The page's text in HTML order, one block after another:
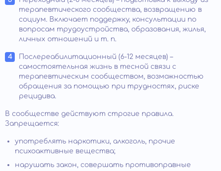
терапевтического сообщества, возвращению в
социум. Включает поддержку, консультации по
вопросам трудоустройства, образования, жилья,
личных отношений и т. п.
Послереабилитационный (6-12 месяцев) –
самостоятельная жизнь в тесной связи с
терапевтическим сообществом, возможностью
обращения за помощью при трудностях, риске
рецидива.
В сообществе действуют строгие правила.
Запрещается:
употреблять наркотики, алкоголь, прочие
психоактивные вещества;
нарушать закон, совершать противоправные